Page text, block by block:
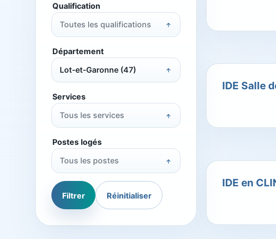
Qualification
Toutes les qualifications
Département
Lot-et-Garonne (47)
Services
Tous les services
Postes logés
Tous les postes
Filtrer Réinitialiser
IDE Salle
IDE en